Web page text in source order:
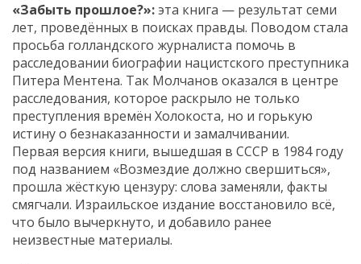
«Забыть прошлое?»:эта книга — результат семи
лет, проведённых в поисках правды. Поводом стала
просьба голландского журналиста помочь в
расследовании биографии нацистского преступника
Питера Ментена. Так Молчанов оказался в центре
расследования, которое раскрыло не только
преступления времён Холокоста, но и горькую
истину о безнаказанности и замалчивании.
Первая версия книги, вышедшая в СССР в 1984 году
под названием «Возмездие должно свершиться»,
прошла жёсткую цензуру: слова заменяли, факты
смягчали. Израильское издание восстановило всё,
что было вычеркнуто, и добавило ранее
неизвестные материалы.